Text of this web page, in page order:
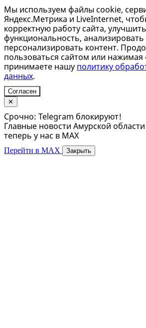
Мы используем файлы cookie,
Яндекс.Метрика и LiveInternet,
корректную работу сайта,
функциональность,
персонализировать контент.
пользоваться сайтом или нажимая
принимаете нашу политику
данных.
Согласен
✕
Срочно: Telegram блокируют!
Главные новости Амурской области
теперь у нас в MAX
Перейти в MAX Закрыть